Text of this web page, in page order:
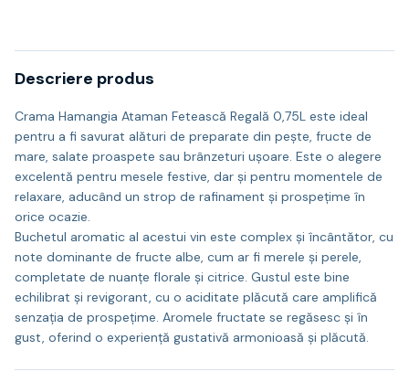
Descriere produs
Crama Hamangia Ataman Fetească Regală 0,75L este ideal
pentru a fi savurat alături de preparate din pește, fructe de
mare, salate proaspete sau brânzeturi ușoare. Este o alegere
excelentă pentru mesele festive, dar și pentru momentele de
relaxare, aducând un strop de rafinament și prospețime în
orice ocazie.
Buchetul aromatic al acestui vin este complex și încântător, cu
note dominante de fructe albe, cum ar fi merele și perele,
completate de nuanțe florale și citrice. Gustul este bine
echilibrat și revigorant, cu o aciditate plăcută care amplifică
senzația de prospețime. Aromele fructate se regăsesc și în
gust, oferind o experiență gustativă armonioasă și plăcută.